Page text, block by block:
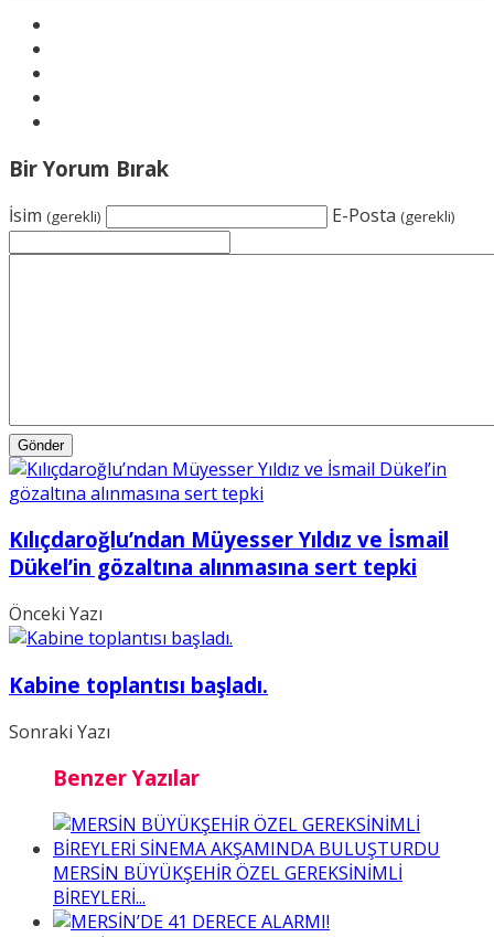
Bir Yorum Bırak
İsim (gerekli) E-Posta (gerekli)
Kılıçdaroğlu’ndan Müyesser Yıldız ve İsmail
Dükel’in gözaltına alınmasına sert tepki
Önceki Yazı
Kabine toplantısı başladı.
Sonraki Yazı
Benzer Yazılar
MERSİN BÜYÜKŞEHİR ÖZEL GEREKSİNİMLİ
BİREYLERİ...